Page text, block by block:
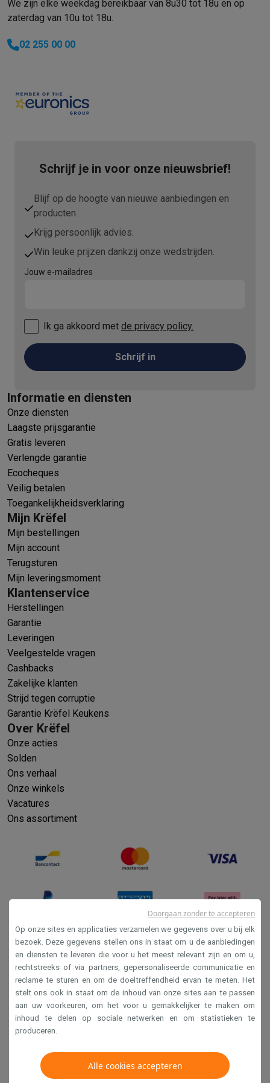
We zijn elke weekdag bereikbaar van 8u30 tot 18u en op
zaterdag van 10u tot 18u.
02 255 00 00
Schrijf je in voor onze nieuwsbrief!
Blijf op de hoogte van nieuwe aanbiedingen en
producten.
Krijg persoonlijk advies.
Win leuke prijzen dankzij onze wedstrijden.
Jouw e-mailadres
Ik ga akkoord met de privacy policy.
Schrijf in
Informatie en diensten
Onze diensten
Laagste prijsgarantie
Gratis leveren
Verlengde garantie
Ecocheques
Veilig betalen
Toegankelijkheidsverklaring
Mijn Krëfel
Mijn bestellingen
Mijn account
Terugsturen
Mijn leveringsmoment
Klantenservice
Herstellingen
Garantie
Leveringen
Veelgestelde vragen
Cashbacks
Zakelijke klanten
Strijd tegen corruptie
Garantie Krëfel Keukens
Over Krëfel
Onze acties
Solden
Ons verhaal
Onze winkels
Vacatures
Ons assortiment
Verkoopsvoorwaarden
Privacy
Disclaimer
Cookies
Krëfel NV - Steenstraat 44 - Industriezone 4 "T Sas",
1851 Humbeek, België
Op onze sites en applicaties verzamelen we gegevens over u bij elk
bezoek. Deze gegevens stellen ons in staat om u de aanbiedingen
en diensten te leveren die voor u het meest relevant zijn en om u,
rechtstreeks of via partners, gepersonaliseerde communicatie en
reclame te sturen en om de doeltreffendheid ervan te meten. Het
stelt ons ook in staat om de inhoud van onze sites aan te passen
aan uw voorkeuren, om het voor u gemakkelijker te maken om
inhoud te delen op sociale netwerken en om statistieken te
produceren.
Alle cookies accepteren
Doorgaan zonder te accepteren